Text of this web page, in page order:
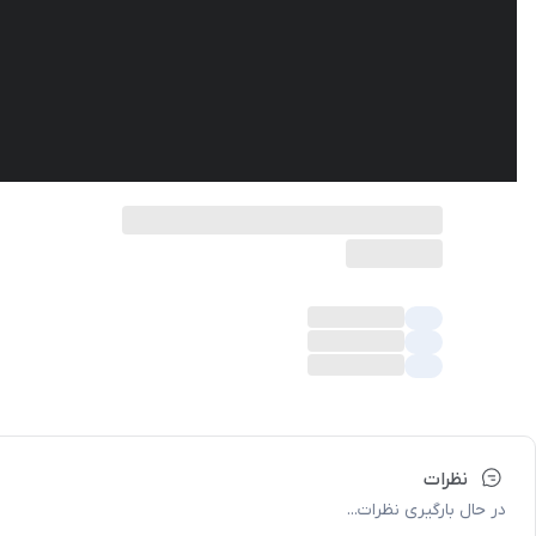
نظرات
در حال بارگیری نظرات...